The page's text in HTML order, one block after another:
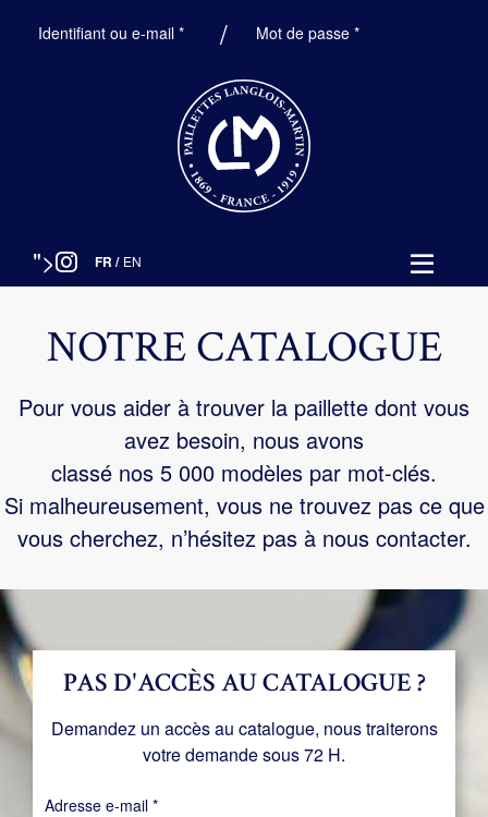
Identifiant ou e-mail *ObligatoireMot de passe*Obligatoire
"> FR / EN
NOTRE CATALOGUE
Pour vous aider à trouver la paillette dont vous
avez besoin, nous avons
classé nos 5 000 modèles par mot-clés.
Si malheureusement, vous ne trouvez pas ce que
vous cherchez, n’hésitez pas à nous contacter.
PAS D'ACCÈS AU CATALOGUE ?
Demandez un accès au catalogue, nous traiterons
votre demande sous 72 H.
Adresse e-mail *Obligatoire